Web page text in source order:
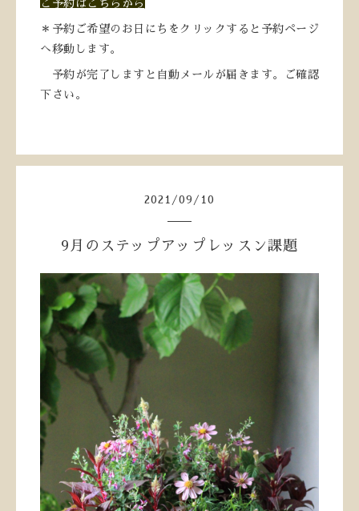
ご予約はこちらから
＊予約ご希望のお日にちをクリックすると予約ページ
へ移動します。
予約が完了しますと自動メールが届きます。ご確認
下さい。
2021 /09 / 10
9月のステップアップレッスン課題